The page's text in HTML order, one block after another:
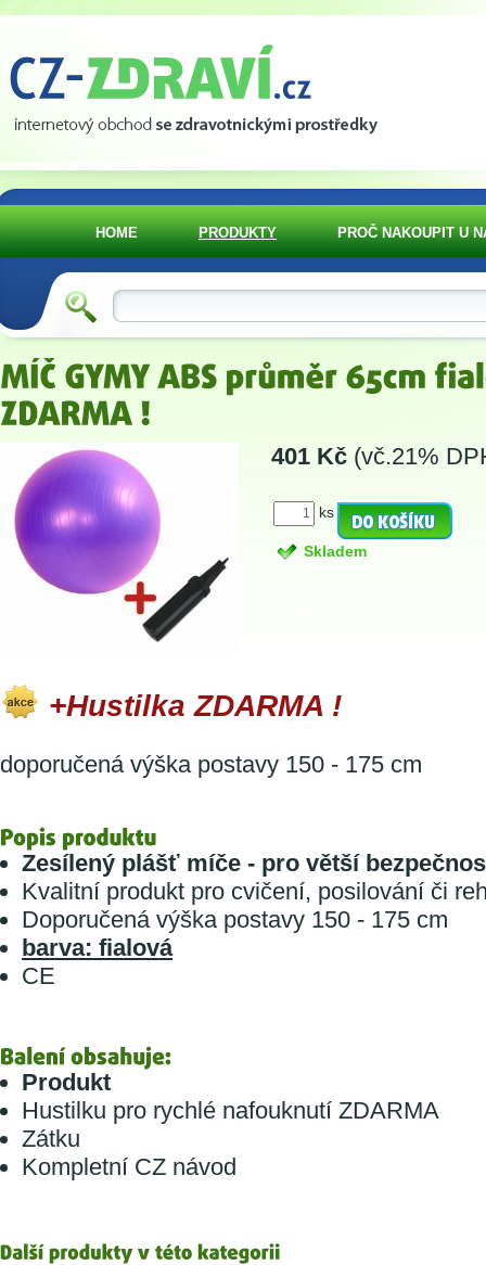
401 Kč (vč.21%
ks
Skladem
+Hustilka ZDARMA !
doporučená výška postavy 150 - 175 cm
Zesílený plášť míče - pro větší
Kvalitní produkt pro cvičení, posilování či
Doporučená výška postavy 150 - 175 cm
barva: fialová
CE
Produkt
Hustilku pro rychlé nafouknutí ZDARMA
Zátku
Kompletní CZ návod
HOME PRODUKTY PROČ NAKOUPIT U